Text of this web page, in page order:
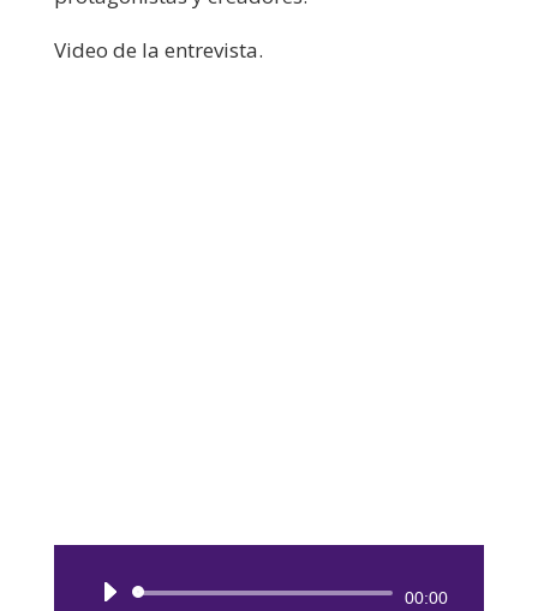
Video de la entrevista.
Reproductor
00:00